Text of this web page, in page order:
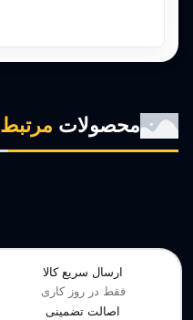
محصولات مرتبط
ارسال سریع کالا
فقط در روز کاری
اصالت تضمینی